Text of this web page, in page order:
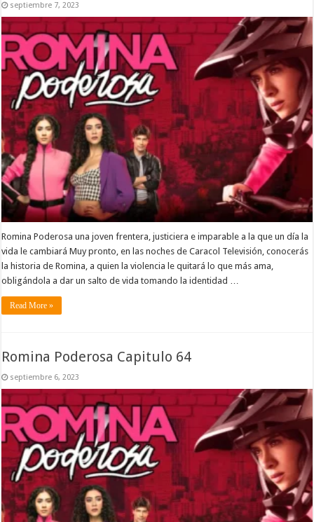
septiembre 7, 2023
Romina Poderosa una joven frentera, justiciera e imparable a la que un día la
vida le cambiará Muy pronto, en las noches de Caracol Televisión, conocerás
la historia de Romina, a quien la violencia le quitará lo que más ama,
obligándola a dar un salto de vida tomando la identidad …
Read More »
Romina Poderosa Capitulo 64
septiembre 6, 2023